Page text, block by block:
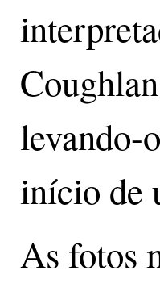
levando-
início de
As fotos